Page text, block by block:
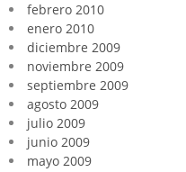
febrero 2010
enero 2010
diciembre 2009
noviembre 2009
septiembre 2009
agosto 2009
julio 2009
junio 2009
mayo 2009